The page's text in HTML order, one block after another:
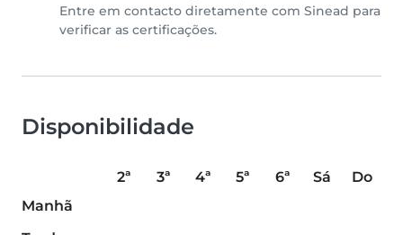
Entre em contacto diretamente com Sinead para
verificar as certificações.
Disponibilidade
2ª 3ª 4ª 5ª 6ª Sá
Do
Manhã